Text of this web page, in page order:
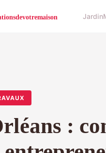
Jardin
: